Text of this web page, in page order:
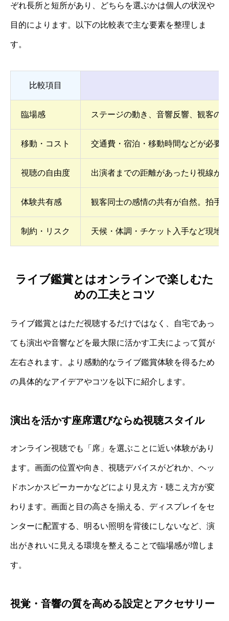
ぞれ長所と短所があり、どちらを選ぶかは個人の状況や
目的によります。以下の比較表で主な要素を整理しま
す。
比較項目
臨場感 ステージの動き、音響反響、観客の
移動・コスト 交通費・宿泊・移動時間などが必要
視聴の自由度 出演者までの距離があったり視線が
体験共有感 観客同士の感情の共有が自然。拍手
制約・リスク 天候・体調・チケット入手など現地
ライブ鑑賞とはオンラインで楽しむた
めの工夫とコツ
ライブ鑑賞とはただ視聴するだけではなく、自宅であっ
ても演出や音響などを最大限に活かす工夫によって質が
左右されます。より感動的なライブ鑑賞体験を得るため
の具体的なアイデアやコツを以下に紹介します。
演出を活かす座席選びならぬ視聴スタイル
オンライン視聴でも「席」を選ぶことに近い体験があり
ます。画面の位置や向き、視聴デバイスがどれか、ヘッ
ドホンかスピーカーかなどにより見え方・聴こえ方が変
わります。画面と目の高さを揃える、ディスプレイをセ
ンターに配置する、明るい照明を背後にしないなど、演
出がきれいに見える環境を整えることで臨場感が増しま
す。
視覚・音響の質を高める設定とアクセサリー